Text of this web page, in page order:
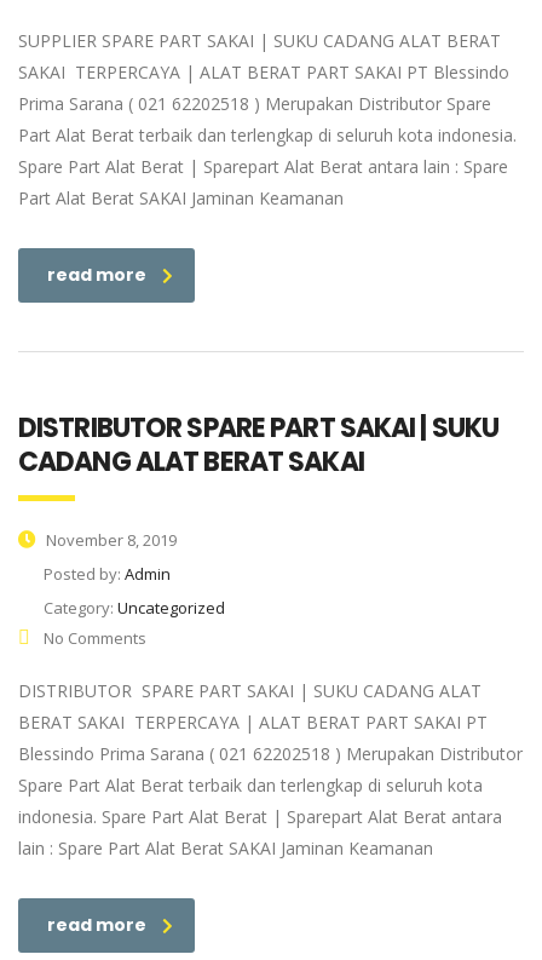
SUPPLIER SPARE PART SAKAI | SUKU CADANG ALAT BERAT
SAKAI TERPERCAYA | ALAT BERAT PART SAKAI PT Blessindo
Prima Sarana ( 021 62202518 ) Merupakan Distributor Spare
Part Alat Berat terbaik dan terlengkap di seluruh kota indonesia.
Spare Part Alat Berat | Sparepart Alat Berat antara lain : Spare
Part Alat Berat SAKAI Jaminan Keamanan
read more
DISTRIBUTOR SPARE PART SAKAI | SUKU
CADANG ALAT BERAT SAKAI
November 8, 2019
Posted by: Admin
Category: Uncategorized
No Comments
DISTRIBUTOR SPARE PART SAKAI | SUKU CADANG ALAT
BERAT SAKAI TERPERCAYA | ALAT BERAT PART SAKAI PT
Blessindo Prima Sarana ( 021 62202518 ) Merupakan Distributor
Spare Part Alat Berat terbaik dan terlengkap di seluruh kota
indonesia. Spare Part Alat Berat | Sparepart Alat Berat antara
lain : Spare Part Alat Berat SAKAI Jaminan Keamanan
read more